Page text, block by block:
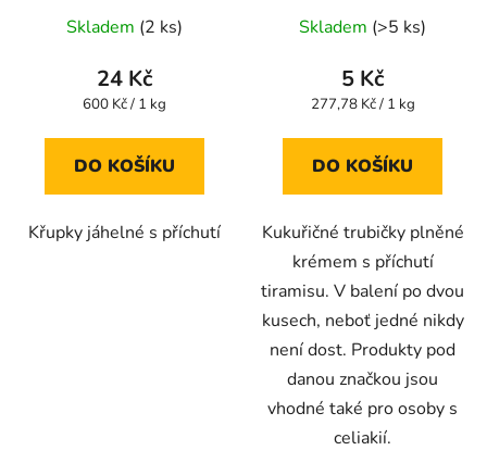
Skladem (2 ks)
24 Kč
Měrná
600 Kč / 1 kg
DO KOŠÍKU
Křupky jáhelné s příchutí
hodnocení
produktu
je
z
Skladem (>5 ks)
5 Kč
Měrná
277,78 Kč / 1 kg
DO KOŠÍKU
Kukuřičné trubičky plněné
krémem s příchutí
tiramisu. V balení po dvou
kusech, neboť jedné nikdy
není dost. Produkty pod
danou značkou jsou
vhodné také pro osoby s
celiakií.